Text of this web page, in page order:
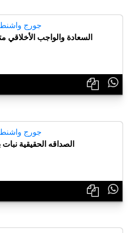
جورج
السعادة والواجب الأخلاقي

جورج
الصداقه الحقيقية
